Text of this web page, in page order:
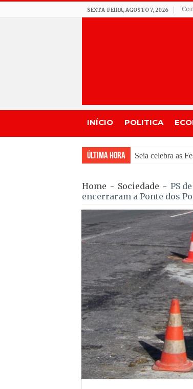
SEXTA-FEIRA, AGOSTO 7, 2026
INÍCIO POLITICA
Última Hora GNR de Gouveia
Home - Sociedade - PS
encerraram a Ponte dos